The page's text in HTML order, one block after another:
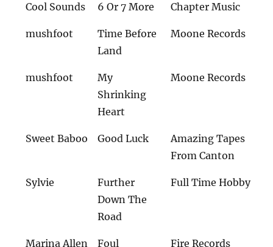
Cool Sounds 6 Or 7 More Chapter Music
mushfoot
Time Before
Land
Moone Records
mushfoot
My
Shrinking
Heart
Moone Records
Sweet Baboo Good Luck
Amazing Tapes
From Canton
Sylvie
Further
Down The
Road
Full Time Hobby
Marina Allen Foul Fire Records